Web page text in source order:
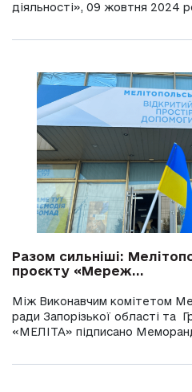
діяльності», 09 жовтня 2024
Разом сильніші:
проєкту «Мереж...
Між Виконавчим комітетом
ради Запорізької області та
«МЕЛІТА» підписано